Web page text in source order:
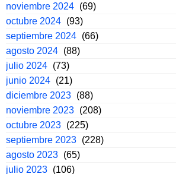
noviembre 2024 (69)
octubre 2024 (93)
septiembre 2024 (66)
agosto 2024 (88)
julio 2024 (73)
junio 2024 (21)
diciembre 2023 (88)
noviembre 2023 (208)
octubre 2023 (225)
septiembre 2023 (228)
agosto 2023 (65)
julio 2023 (106)